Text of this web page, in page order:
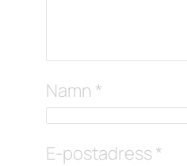
Namn *
E-postadress*